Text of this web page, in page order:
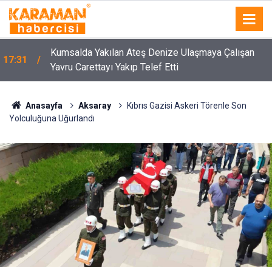
17:31
Kumsalda Yakılan Ateş Denize Ulaşmaya Çalışan
Yavru Carettayı Yakıp Telef Etti
Anasayfa Aksaray
Kıbrıs Gazisi Askeri Törenle Son
Yolculuğuna Uğurlandı